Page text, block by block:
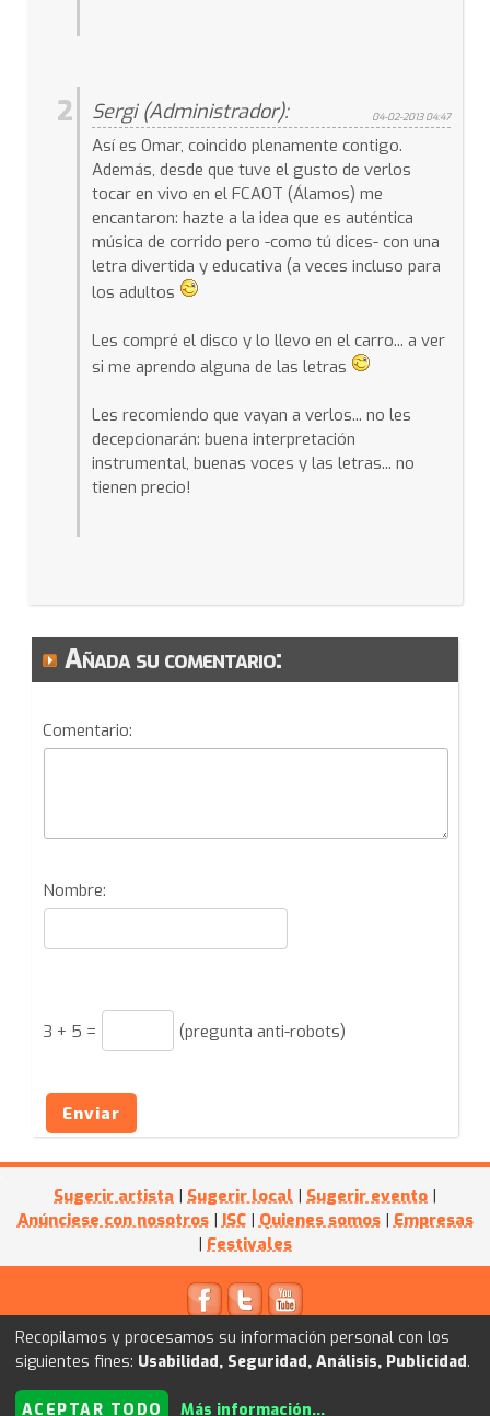
2 Sergi (Administrador): 04-02-2013 04:47
Así es Omar, coincido plenamente contigo.
Además, desde que tuve el gusto de verlos
tocar en vivo en el FCAOT (Álamos) me
encantaron: hazte a la idea que es auténtica
música de corrido pero -como tú dices- con una
letra divertida y educativa (a veces incluso para
los adultos
Les compré el disco y lo llevo en el carro... a ver
si me aprendo alguna de las letras
Les recomiendo que vayan a verlos... no les
decepcionarán: buena interpretación
instrumental, buenas voces y las letras... no
tienen precio!
Añada su comentario:
Comentario:
Nombre:
3 + 5 = (pregunta anti-robots)
Enviar
Sugerir artista | Sugerir local | Sugerir evento |
Anúnciese con nosotros | ISC | Quienes somos | Empresas
| Festivales
© 2011Kultube.net- Powered byI+D WEB
Recopilamos y procesamos su información personal con los
siguientes fines: Usabilidad, Seguridad, Análisis, Publicidad.
ACEPTAR TODO Más información...